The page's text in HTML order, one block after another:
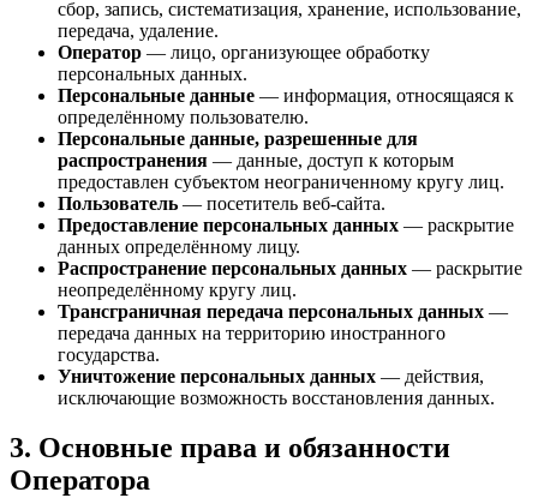
сбор, запись, систематизация, хранение, использование,
передача, удаление.
Оператор — лицо, организующее обработку
персональных данных.
Персональные данные — информация, относящаяся к
определённому пользователю.
Персональные данные, разрешенные для
распространения — данные, доступ к которым
предоставлен субъектом неограниченному кругу лиц.
Пользователь — посетитель веб-сайта.
Предоставление персональных данных — раскрытие
данных определённому лицу.
Распространение персональных данных — раскрытие
неопределённому кругу лиц.
Трансграничная передача персональных данных —
передача данных на территорию иностранного
государства.
Уничтожение персональных данных — действия,
исключающие возможность восстановления данных.
3. Основные права и обязанности
Оператора